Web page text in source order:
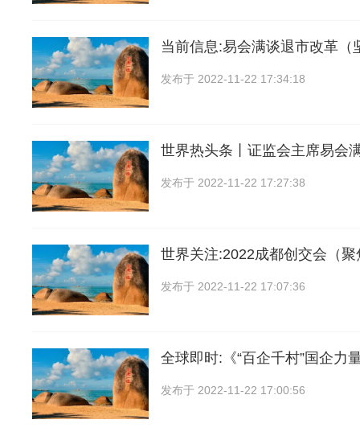
当前信息:易会满谈退市改革（
发布于 2022-11-22 17:34:18
世界热头条丨证监会主席易会
发布于 2022-11-22 17:27:38
世界关注:2022成都创交会（聚
发布于 2022-11-22 17:07:36
全球即时:《“百企千村”国企力
发布于 2022-11-22 17:00:56